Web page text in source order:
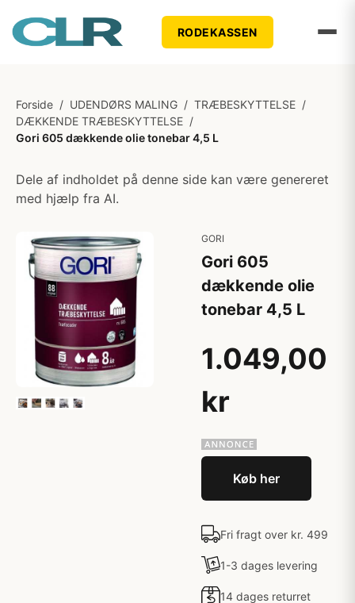
RODEKASSEN
Forside / UDENDØRS MALING / TRÆBESKYTTELSE /
DÆKKENDE TRÆBESKYTTELSE /
Gori 605 dækkende olie tonebar 4,5 L
Dele af indholdet på denne side kan være genereret
med hjælp fra AI.
GORI
Gori 605
dækkende olie
tonebar 4,5 L
1.049,00
kr
Køb her
Fri fragt over kr. 499
1-3 dages levering
14 dages returret